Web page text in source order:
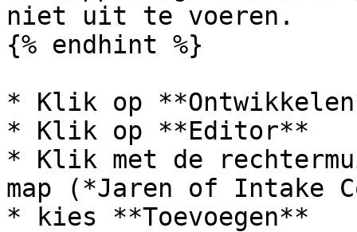
niet uit te voeren.
{% endhint %}
* Klik op
* Klik op **Editor**
* Klik met de
map (*Jaren of Intake
* kies **Toevoegen**